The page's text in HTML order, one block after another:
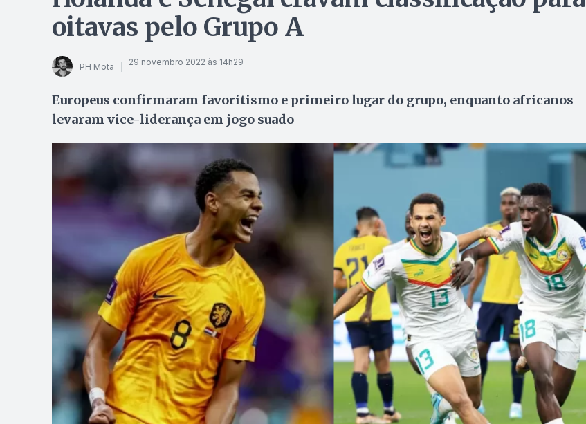
oitavas pelo Grupo A
PH Mota 29 novembro 2022 às 14h29
Europeus confirmaram favoritismo e primeiro lugar do grupo, enquanto africanos
levaram vice-liderança em jogo suado